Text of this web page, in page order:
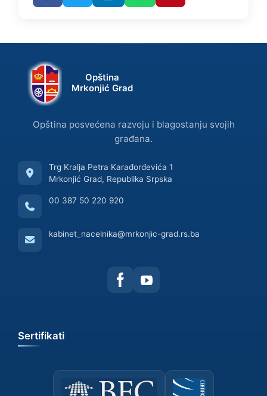
Opština
Mrkonjić Grad
Opština posvećena razvoju i blagostanju svojih
građana.
Trg Kralja Petra Karađorđevića 1
Mrkonjić Grad, Republika Srpska
00 387 50 220 920
kabinet_nacelnika@mrkonjic-grad.rs.ba
Sertifikati